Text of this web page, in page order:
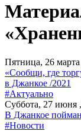
Пятница, 26 марта
«Сообщи, где
в Джанкое /2021
#Актуально
Суббота, 27 июня
В Джанкое пойман
#Новости